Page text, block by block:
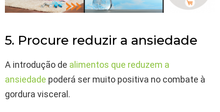
5. Procure reduzir a ansiedade
A introdução de alimentos que reduzem a
ansiedade poderá ser muito positiva no combate à
gordura visceral.